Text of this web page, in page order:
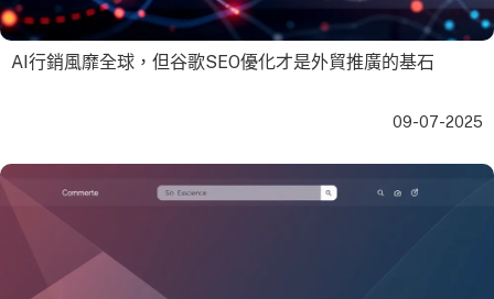
AI行銷風靡全球，但谷歌SEO優化才是外貿推廣的基石
09-07-2025